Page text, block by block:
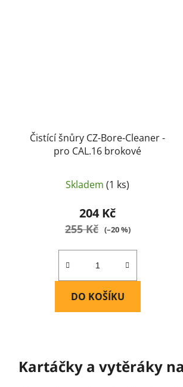
Čistící šnůry CZ-Bore-Cleaner -
pro CAL.16 brokové
Skladem(1 ks)
204 Kč
255 Kč (–20 %)
DO KOŠÍKU
Kartáčky a vytěráky